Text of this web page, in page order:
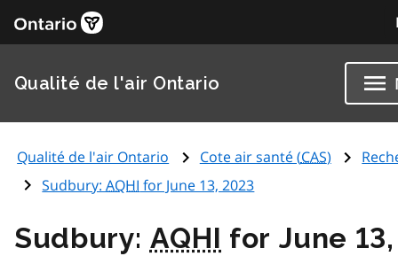
Qualité de l'air Ontario
Qualité de l'air Ontario Cote air santé (CAS)
Sudbury:AQHI for June 13, 2023
Sudbury: AQHI for June 13,